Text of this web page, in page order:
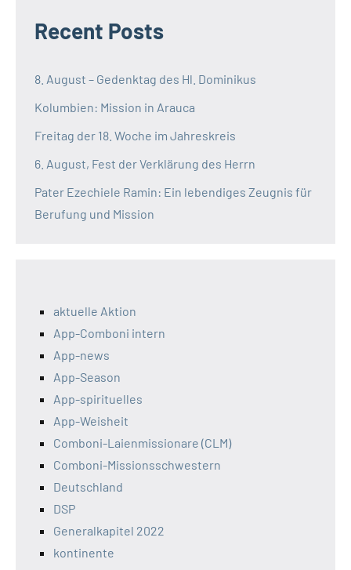
Recent Posts
8. August – Gedenktag des Hl. Dominikus
Kolumbien: Mission in Arauca
Freitag der 18. Woche im Jahreskreis
6. August, Fest der Verklärung des Herrn
Pater Ezechiele Ramin: Ein lebendiges Zeugnis für
Berufung und Mission
aktuelle Aktion
App-Comboni intern
App-news
App-Season
App-spirituelles
App-Weisheit
Comboni-Laienmissionare (CLM)
Comboni-Missionsschwestern
Deutschland
DSP
Generalkapitel 2022
kontinente